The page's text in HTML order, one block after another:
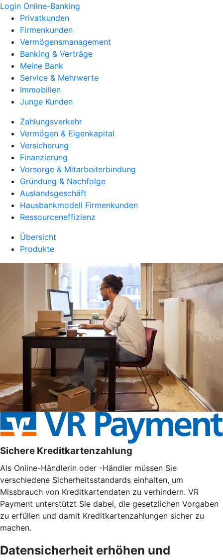
Login Online-Banking
Privatkunden
Firmenkunden
Vermögensmanagement
Banking & Verträge
Meine Bank
Service & Mehrwerte
Immobilien
Junge Kunden
Zahlungsverkehr
Vermögen & Eigenkapital
Versicherung
Finanzierung
Vorsorge & Mitarbeiterbindung
Gründung & Nachfolge
Auslandsgeschäft
Hausbankmodell Firmenkunden
Ressourceneffizienz
Übersicht
Produkte
Sichere Kreditkartenzahlung
Als Online-Händlerin oder -Händler müssen Sie
verschiedene Sicherheitsstandards einhalten, um
Missbrauch von Kreditkartendaten zu verhindern. VR
Payment unterstützt Sie dabei, die gesetzlichen Vorgaben
zu erfüllen und damit Kreditkartenzahlungen sicher zu
machen.
Datensicherheit erhöhen und